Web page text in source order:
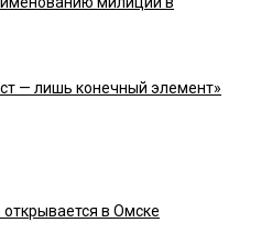
— лишь конечный элемент»
в Омске